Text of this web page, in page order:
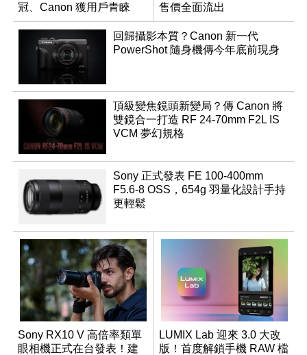
冠、Canon 獲用戶青睞
售價全面流出
回歸攝影本質？Canon 新一代
PowerShot 隨身機傳今年底前現身
頂級變焦鏡頭新變局？傳 Canon 將
雙鏡合一打造 RF 24-70mm F2L IS
VCM 夢幻規格
Sony 正式發表 FE 100-400mm
F5.6-8 OSS，654g 羽量化設計手持
更輕鬆
Sony RX10 V 高倍率類單
眼相機正式在台發表！建
LUMIX Lab 迎來 3.0 大改
版！首度解鎖手機 RAW 檔